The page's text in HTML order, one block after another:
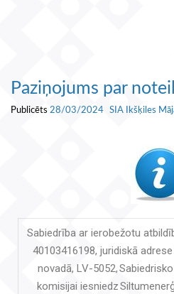
Paziņojums par
Publicēts 28/03/2024 SIA Ikšķiles
Sabiedrība ar ierobežotu
40103416198, juridiskā
novadā, LV-5052,
komisijai iesniedz